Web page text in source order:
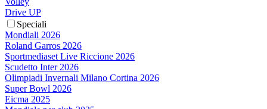
Drive UP
Speciali
Mondiali 2026
Roland Garros 2026
Sportmediaset Live Riccione 2026
Scudetto Inter 2026
Olimpiadi Invernali Milano Cortina 2026
Super Bowl 2026
Eicma 2025